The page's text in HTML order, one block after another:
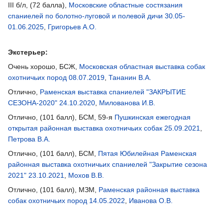
III б/л, (72 балла), Московские областные состязания
спаниелей по болотно-луговой и полевой дичи 30.05-
01.06.2025 Григорьев А.О.
Экстерьер:
Очень хорошо, БСЖ, Московская областная выставка собак
охотничьих пород 08.07.2019 Тананин В.А.
Отлично, Раменская выставка спаниелей "ЗАКРЫТИЕ
СЕЗОНА-2020" 24.10.2020 Милованова И.В.
Отлично, (101 балл), БСМ, 59-я Пушкинская ежегодная
открытая районная выставка охотничьих собак 25.09.2021
Петрова В.А.
Отлично, (101 балл), БСМ, Пятая Юбилейная Раменская
районная выставка охотничьих спаниелей "Закрытие сезона
2021" 23.10.2021
Мохов В.В.
Отлично, (101 балл), МЗМ, Раменская районная выставка
собак охотничьих пород 14.05.2022
Иванова О.В.